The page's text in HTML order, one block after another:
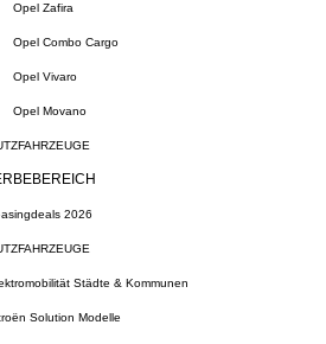
Opel Zafira
Opel Combo Cargo
Opel Vivaro
Opel Movano
2026
Städte & Kommunen
Solution Modelle